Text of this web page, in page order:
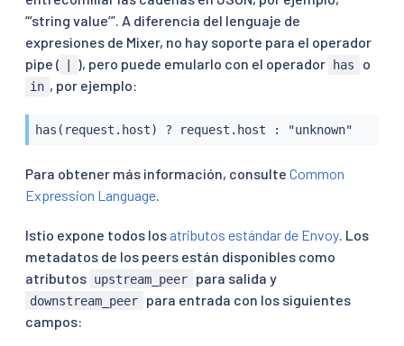
“‘string value’”. A diferencia del lenguaje de
expresiones de Mixer, no hay soporte para el operador
pipe (
), pero puede emularlo con el operador has o
in , por ejemplo:
has(request.host) ? request.host : "unknown"
Para obtener más información, consulte Common
Expression Language
Istio expone todos los atributos estándar de Envoy . Los
metadatos de los peers están disponibles como
atributos upstream_peer para salida y
downstream_peer
para entrada con los siguientes
campos: